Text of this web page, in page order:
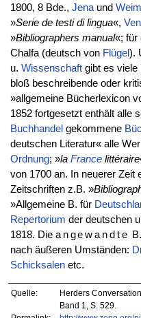
1800, 8 Bde., Jenaund
»Serie de testi di lingua«,
»Bibliographers manual«; für
Chalfa (deutsch von Flügel).
u. Wissenschaftgibt es viele
bloß beschreibende oder
»allgemeine Bücherlexicon
1852 fortgesetzt enthält alle
Buchhandel gekommene
deutschen Literatur« alle
Ordnung; »la Francelittéraire
von 1700 an. In neuerer Zeit
Zeitschriften z.B. »
»Allgemeine B. für
Repertorium der deutschen
1818. Die angewandte
nach äußeren Umständen:
Schicksalenetc.
Quelle:
Herders
Band 1, S. 529.